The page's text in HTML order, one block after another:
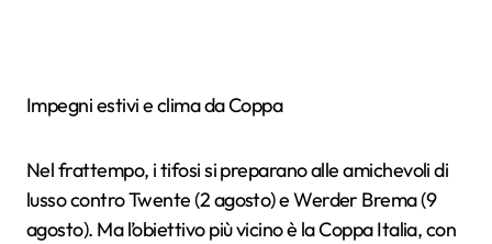
Impegni estivi e clima da Coppa
Nel frattempo, i tifosi si preparano alle amichevoli di
lusso contro Twente (2 agosto) e Werder Brema (9
agosto). Ma l’obiettivo più vicino è la Coppa Italia, con